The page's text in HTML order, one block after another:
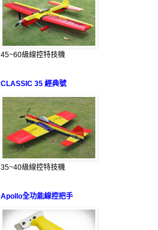
45~60級線控特技機
CLASSIC 35 經典號
35~40級線控特技機
Apollo全功能線控把手